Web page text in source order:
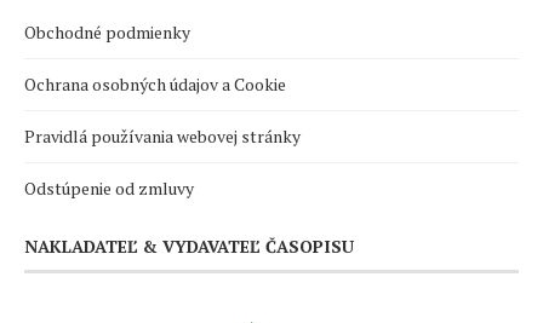
Obchodné podmienky
Ochrana osobných údajov a Cookie
Pravidlá používania webovej stránky
Odstúpenie od zmluvy
NAKLADATEĽ & VYDAVATEĽ ČASOPISU